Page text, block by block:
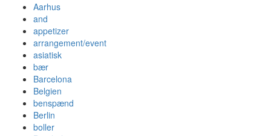
Aarhus
and
appetizer
arrangement/event
asiatisk
bær
Barcelona
Belgien
benspænd
Berlin
boller